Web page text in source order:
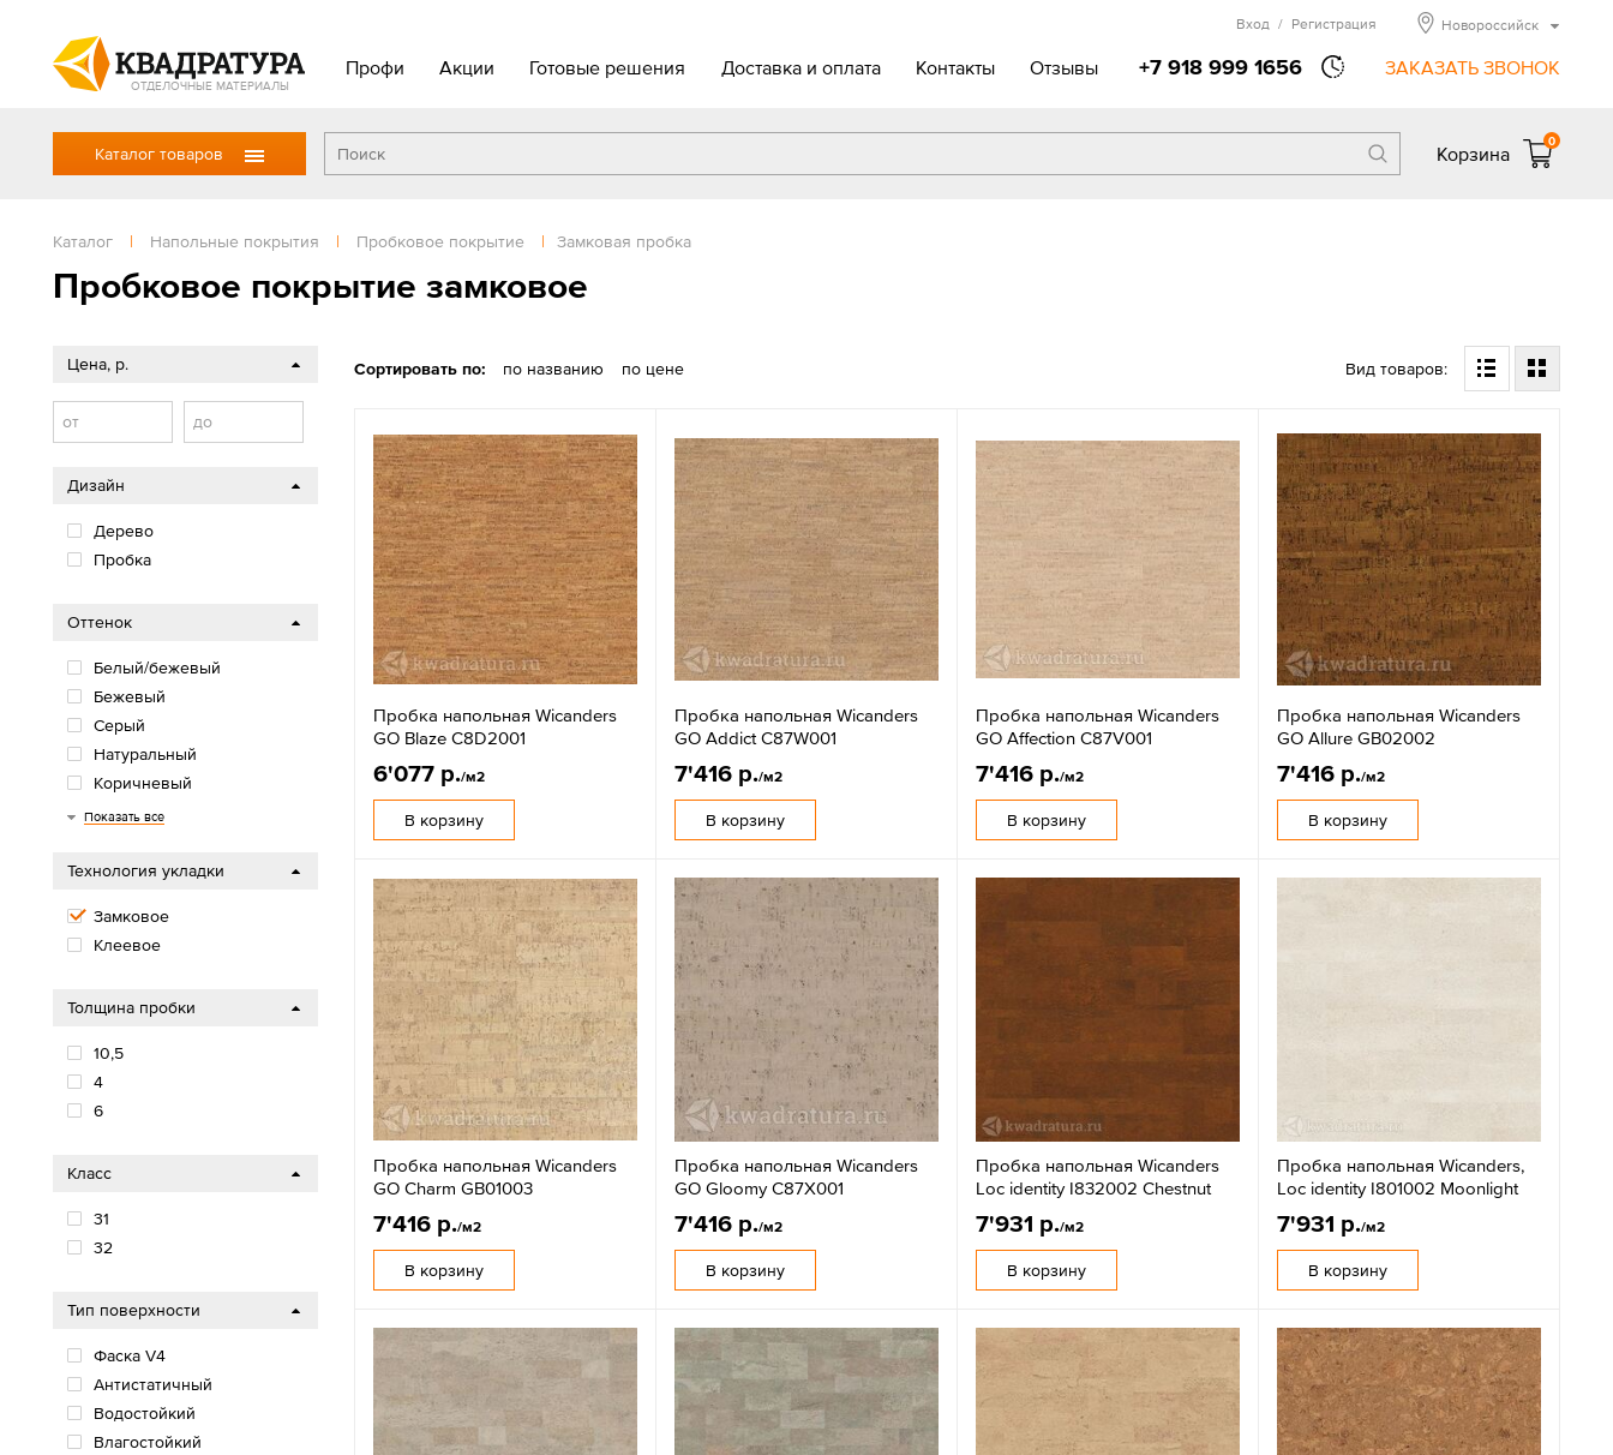
ОТДЕЛОЧНЫЕ МАТЕРИАЛЫ
Профи Акции Готовые решения Доставка и оплата Контакты Отзывы +7 918 999 1656 ЗАКАЗАТЬ ЗВОНОК
Вход / Регистрация Новороссийск
Каталог товаров Корзина
0
Каталог | Напольные покрытия | Пробковое покрытие | Замковая пробка
Пробковое покрытие замковое
Сортировать по: по названию по цене Вид товаров:
Пробка напольная Wicanders
GO Blaze C8D2001
6'077 р./м2
В корзину
Пробка напольная Wicanders
GO Addict C87W001
7'416 р./м2
В корзину
Пробка напольная Wicanders
GO Affection C87V001
7'416 р./м2
В корзину
Пробка напольная Wicanders
GO Allure GB02002
7'416 р./м2
В корзину
Пробка напольная Wicanders
GO Charm GB01003
7'416 р./м2
В корзину
Пробка напольная Wicanders
GO Gloomy C87X001
7'416 р./м2
В корзину
Пробка напольная Wicanders
Loc identity I832002 Chestnut
7'931 р./м2
В корзину
Пробка напольная Wicanders,
Loc identity I801002 Moonlight
7'931 р./м2
В корзину
Цена, р.
от до
Дизайн
Дерево
Пробка
Оттенок
Белый/бежевый
Бежевый
Серый
Натуральный
Коричневый
Черный
Показать все
Технология укладки
Замковое
Клеевое
Толщина пробки
10,5
4
6
Класс
31
32
Тип поверхности
Фаска V4
Антистатичный
Водостойкий
Влагостойкий